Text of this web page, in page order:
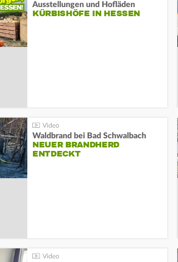
Ausstellungen und Hofläden
KÜRBISHÖFE IN HESSEN
Waldbrand bei Bad Schwalbach
NEUER BRANDHERD
ENTDECKT